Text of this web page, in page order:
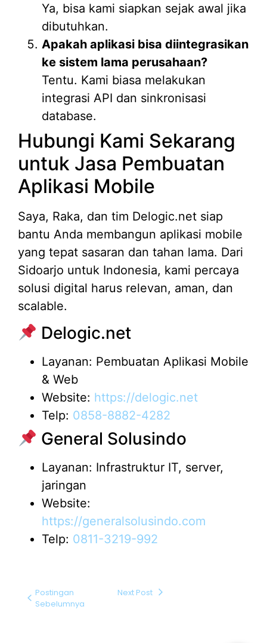
Ya, bisa kami siapkan sejak awal jika
dibutuhkan.
Apakah aplikasi bisa diintegrasikan
ke sistem lama perusahaan?
Tentu. Kami biasa melakukan
integrasi API dan sinkronisasi
database.
Hubungi Kami Sekarang
untuk Jasa Pembuatan
Aplikasi Mobile
Saya, Raka, dan tim Delogic.net siap
bantu Anda membangun aplikasi mobile
yang tepat sasaran dan tahan lama. Dari
Sidoarjo untuk Indonesia, kami percaya
solusi digital harus relevan, aman, dan
scalable.
Delogic.net
Layanan: Pembuatan Aplikasi Mobile
& Web
Website: https://delogic.net
Telp: 0858-8882-4282
General Solusindo
Layanan: Infrastruktur IT, server,
jaringan
Website:
https://generalsolusindo.com
Telp: 0811-3219-992
Postingan
Sebelumnya
Next Post